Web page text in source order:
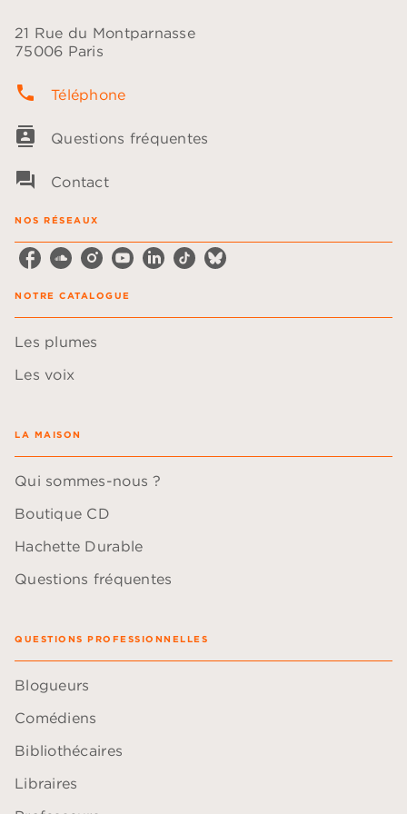
21 Rue du Montparnasse
75006 Paris
phone Téléphone
contacts Questions fréquentes
question_answer Contact
NOS RÉSEAUX
NOTRE CATALOGUE
Les plumes
Les voix
LA MAISON
Qui sommes-nous ?
Boutique CD
Hachette Durable
Questions fréquentes
QUESTIONS PROFESSIONNELLES
Blogueurs
Comédiens
Bibliothécaires
Libraires